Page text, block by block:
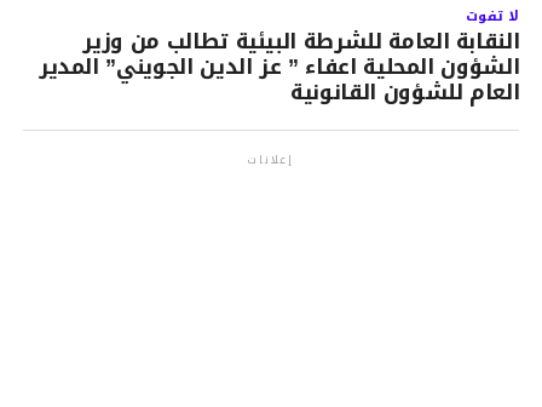
لا تفوت
النقابة العامة للشرطة البيئية تطالب من وزير
الشؤون المحلية اعفاء ” عز الدين الجويني” المدير
العام للشؤون القانونية
إعلانات